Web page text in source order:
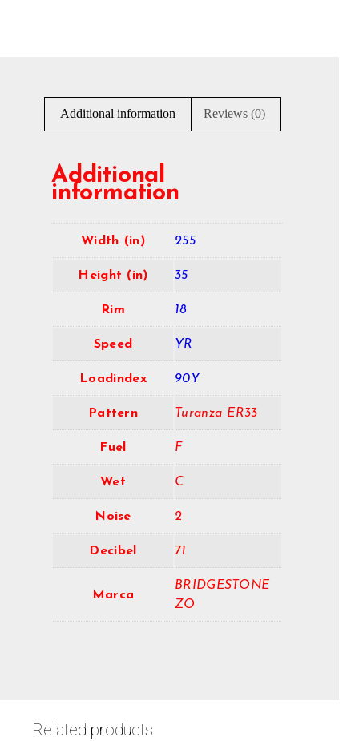
Additional information Reviews (0)
Additional
information
Width (in) 255
Height (in) 35
Rim 18
Speed YR
Loadindex 90Y
Pattern Turanza ER33
Fuel F
Wet C
Noise 2
Decibel 71
Marca
BRIDGESTONE
ZO
Related products